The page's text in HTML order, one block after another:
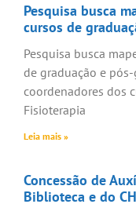
Pesquisa busca
cursos de
Pesquisa busca
de graduação e
coordenadores dos
Fisioterapia
Leia mais »
Concessão de
Biblioteca e do